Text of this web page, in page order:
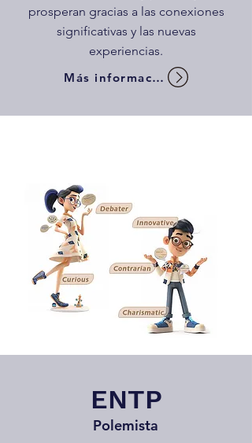
prosperan gracias a las conexiones
significativas y las nuevas
experiencias.
Más información
ENTP
Polemista